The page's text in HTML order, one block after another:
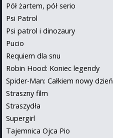
Pół żartem, pół serio
Psi Patrol
Psi patrol i dinozaury
Pucio
Requiem dla snu
Robin Hood: Koniec legendy
Spider-Man: Całkiem nowy dzień
Straszny film
Straszydła
Supergirl
Tajemnica Ojca Pio